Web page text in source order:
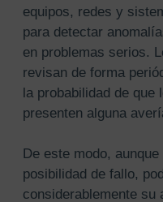
equipos, redes y
para detectar
en problemas serios.
revisan de forma
la probabilidad de que
presenten alguna
De este modo,
posibilidad de fallo,
considerablemente su